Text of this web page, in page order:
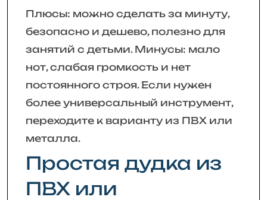
Плюсы: можно сделать за минуту,
безопасно и дешево, полезно для
занятий с детьми. Минусы: мало
нот, слабая громкость и нет
постоянного строя. Если нужен
более универсальный инструмент,
переходите к варианту из ПВХ или
металла.
Простая дудка из
ПВХ или